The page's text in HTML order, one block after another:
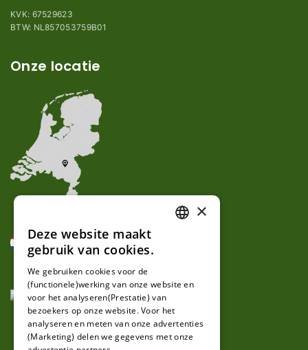
KVK: 67529623
BTW: NL857053759B01
Onze locatie
GERMAN
×
Deze website maakt
gebruik van cookies.
We gebruiken cookies voor de
(functionele)werking van onze website en
voor het analyseren(Prestatie) van
bezoekers op onze website. Voor het
analyseren en meten van onze advertenties
(Marketing) delen we gegevens met onze